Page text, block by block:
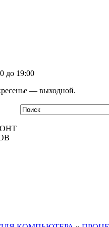
до 19:00
— выходной.